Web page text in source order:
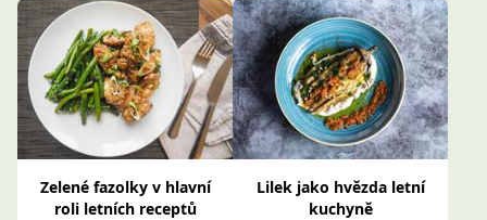
Zelené fazolky v hlavní
roli letních receptů
Lilek jako hvězda letní
kuchyně